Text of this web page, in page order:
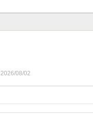
2026/08/02